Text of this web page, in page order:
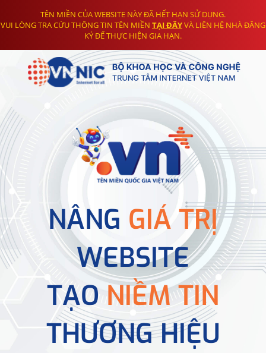
TÊN MIỀN CỦA WEBSITE NÀY ĐÃ HẾT HẠN SỬ DỤNG.
VUI LÒNG TRA CỨU THÔNG TIN TÊN MIỀN TẠI ĐÂYVÀ LIÊN HỆ NHÀ ĐĂNG
KÝ ĐỂ THỰC HIỆN GIA HẠN.
NÂNG GIÁ TRỊ
WEBSITE
TẠONIỀM TIN
THƯƠNG HIỆU